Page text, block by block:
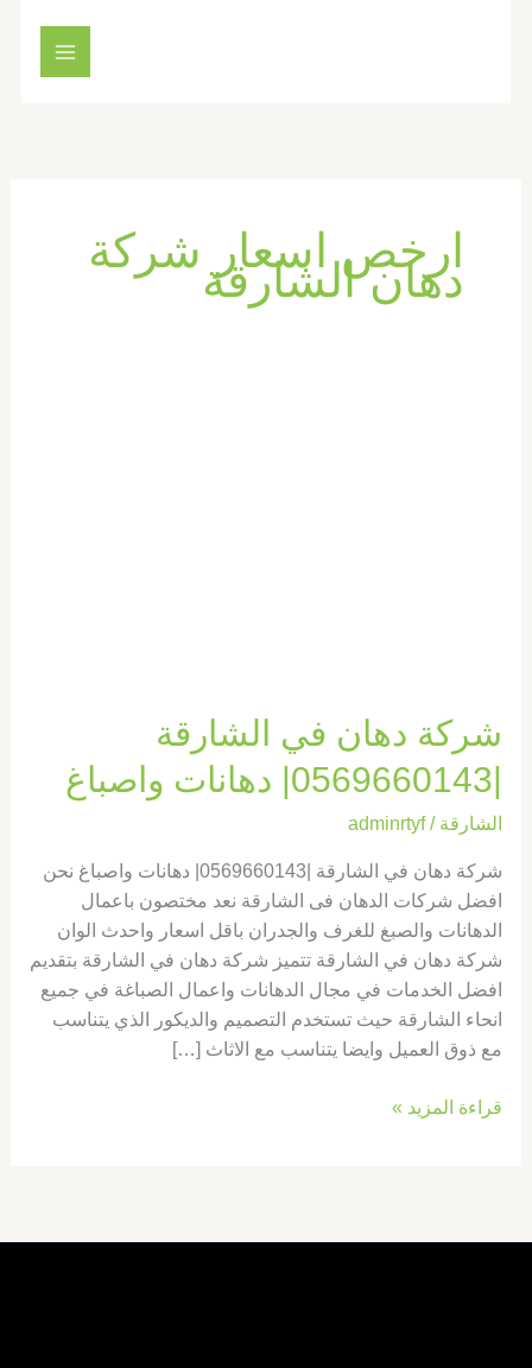
ارخص اسعار شركة
دهان الشارقة
شركة دهان في الشارقة
الشارقة /
adminrtyf
شركة دهان في الشارقة |0569660143| دهانات واصباغ نحن
افضل شركات الدهان فى الشارقة نعد مختصون باعمال
الدهانات والصبغ للغرف والجدران باقل اسعار واحدث الوان
شركة دهان في الشارقة تتميز شركة دهان في الشارقة بتقديم
افضل الخدمات في مجال الدهانات واعمال الصباغة في جميع
انحاء الشارقة حيث تستخدم التصميم والديكور الذي يتناسب
مع ذوق العميل وايضا يتناسب مع الاثاث […]
قراءة المزيد »